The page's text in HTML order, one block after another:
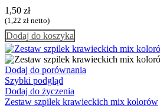
1,50 zł
(1,22 zł netto)
Dodaj do koszyka
Dodaj do porównania
Szybki podgląd
Dodaj do życzenia
Zestaw szpilek krawieckich mix kolorów